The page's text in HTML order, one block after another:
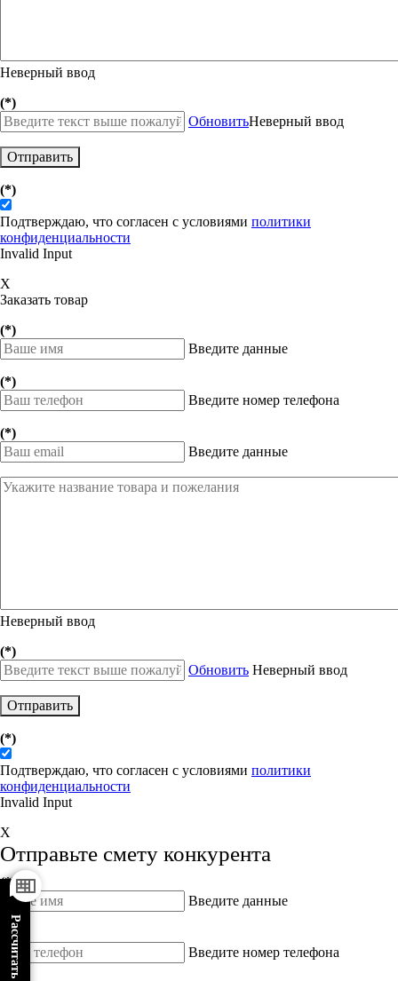
Неверный ввод
(*)
ОбновитьНеверный ввод
Отправить
(*)
Подтверждаю, что согласен с условиями политики
конфиденциальности
Invalid Input
X
Заказать товар
(*)
Введите данные
(*)
Введите номер телефона
(*)
Введите данные
Неверный ввод
(*)
Обновить Неверный ввод
Отправить
(*)
Подтверждаю, что согласен с условиями политики
конфиденциальности
Invalid Input
X
Отправьте смету конкурента
(*)
Введите данные
(*)
Введите номер телефона